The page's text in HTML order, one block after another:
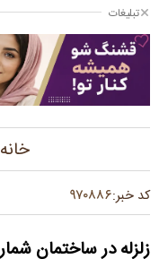
تبلیغات
خانه
کد خبر:۹۷۰۸۸۶